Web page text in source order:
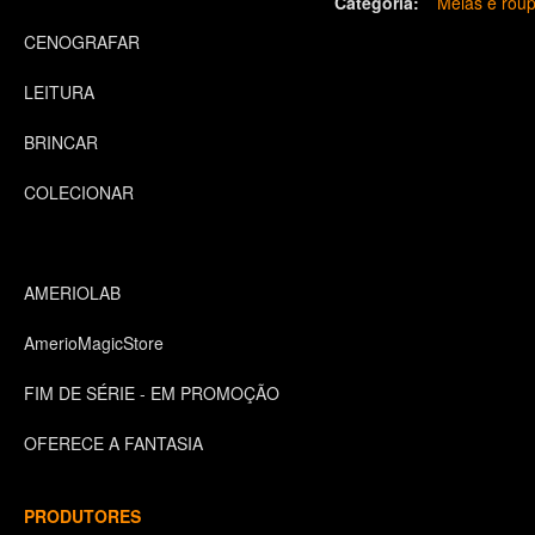
CENOGRAFAR
LEITURA
BRINCAR
COLECIONAR
AMERIOLAB
AmerioMagicStore
FIM DE SÉRIE - EM PROMOÇÃO
OFERECE A FANTASIA
PRODUTORES